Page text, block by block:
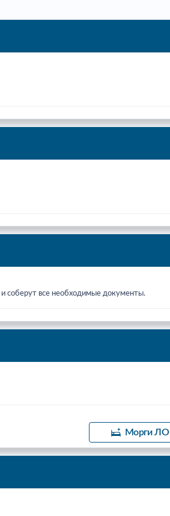
соберут все необходимые документы.
Морги ЛО